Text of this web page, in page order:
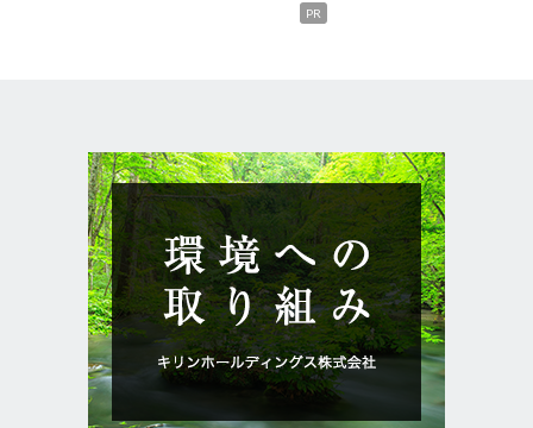
PR